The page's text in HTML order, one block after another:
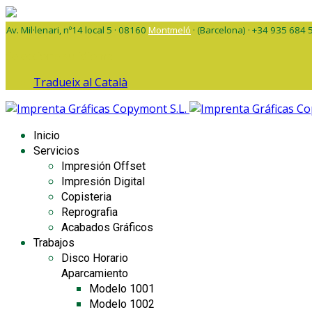
Av. Mil·lenari, nº14 local 5 · 08160 Montmeló · (Barcelona) · +34 935 684
Tradueix al Català
Inicio
Servicios
Impresión Offset
Impresión Digital
Copisteria
Reprografia
Acabados Gráficos
Trabajos
Disco Horario
Aparcamiento
Modelo 1001
Modelo 1002